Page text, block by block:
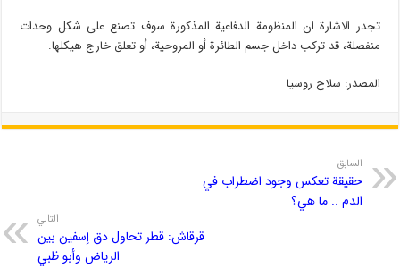
تجدر الاشارة ان المنظومة الدفاعية المذكورة سوف تصنع على شكل وحدات
منفصلة، قد تركب داخل جسم الطائرة أو المروحية، أو تعلق خارج هيكلها.
المصدر: سلاح روسيا
السابق
حقيقة تعكس وجود اضطراب في
الدم .. ما هي؟
التالي
قرقاش: قطر تحاول دق إسفين بين
الرياض وأبو ظبي